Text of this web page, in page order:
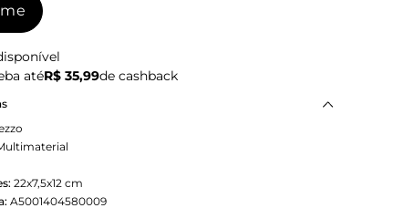
atéR$ 35,99de cashback
22x7,5x12 cm
A5001404580009